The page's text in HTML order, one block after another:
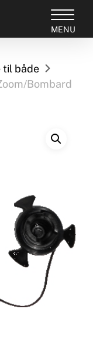
til både
Bombard
Close